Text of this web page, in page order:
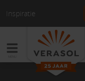
Inspiratie